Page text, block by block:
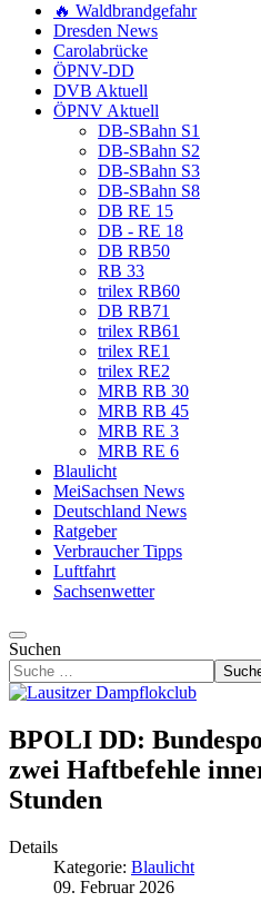
🔥 Waldbrandgefahr
Dresden News
Carolabrücke
ÖPNV-DD
DVB Aktuell
ÖPNV Aktuell
DB-SBahn S1
DB-SBahn S2
DB-SBahn S3
DB-SBahn S8
DB RE 15
DB - RE 18
DB RB50
RB 33
trilex RB60
DB RB71
trilex RB61
trilex RE1
trilex RE2
MRB RB 30
MRB RB 45
MRB RE 3
MRB RE 6
Blaulicht
MeiSachsen News
Deutschland News
Ratgeber
Verbraucher Tipps
Luftfahrt
Sachsenwetter
Suchen
BPOLI DD:
zwei Haftbefehle
Stunden
Details
Kategorie: Blaulicht
09. Februar 2026